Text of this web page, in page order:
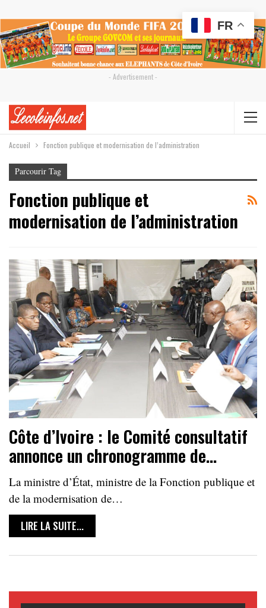
- Advertisement -
Accueil Fonction publique et modernisation de l’administration
Parcourir Tag
Fonction publique et
modernisation de l’administration
Côte d’Ivoire : le Comité consultatif
annonce un chronogramme de…
La ministre d’État, ministre de la Fonction publique et
de la modernisation de…
LIRE LA SUITE...
FR